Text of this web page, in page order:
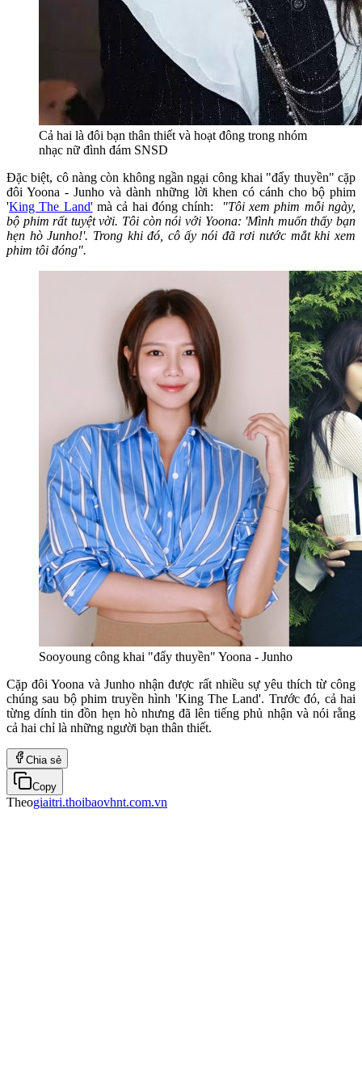
Cả hai là đôi bạn thân thiết và hoạt đông trong nhóm
nhạc nữ đình đám SNSD
Đặc biệt, cô nàng còn không ngần ngại công khai "đẩy thuyền" cặp
đôi Yoona - Junho và dành những lời khen có cánh cho bộ phim
'King The Land'mà cả hai đóng chính:
"Tôi xem phim mỗi ngày,
bộ phim rất tuyệt vời. Tôi còn nói với Yoona: 'Mình muốn thấy bạn
hẹn hò Junho!'. Trong khi đó, cô ấy nói đã rơi nước mắt khi xem
phim tôi đóng".
Sooyoung công khai "đẩy thuyền" Yoona - Junho
Cặp đôi Yoona và Junho nhận được rất nhiều sự yêu thích từ công
chúng sau bộ phim truyền hình 'King The Land'. Trước đó, cả hai
từng dính tin đồn hẹn hò nhưng đã lên tiếng phủ nhận và nói rằng
cả hai chỉ là những người bạn thân thiết.
Chia sẻ
Copy
Theogiaitri.thoibaovhnt.com.vn